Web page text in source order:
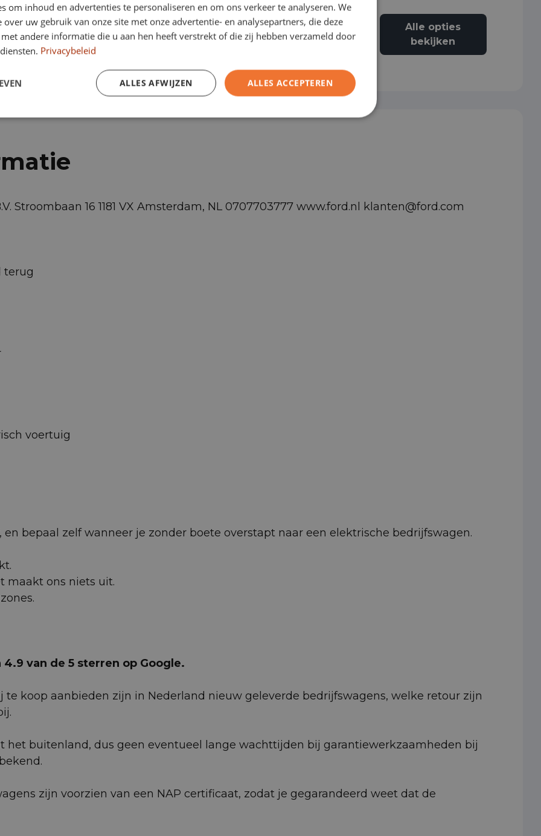
Airconditioning Alarmsysteem Alarmsysteem klasse I
Alle opties
bekijken
Stroombaan 16 1181 VX Amsterdam, NL 0707703777 www.ford.nl klanten@ford.com
terug
voertuig
bepaal zelf wanneer je zonder boete overstapt naar een elektrische bedrijfswagen.
maakt ons niets uit.
van de 5 sterren op Google.
koop aanbieden zijn in Nederland nieuw geleverde bedrijfswagens, welke retour zijn
het buitenland, dus geen eventueel lange wachttijden bij garantiewerkzaamheden bij
zijn voorzien van een NAP certificaat, zodat je gegarandeerd weet dat de
GERMAN
om inhoud en advertenties te personaliseren en om ons verkeer te analyseren. We
uw gebruik van onze site met onze advertentie- en analysepartners, die deze
andere informatie die u aan hen heeft verstrekt of die zij hebben verzameld door
Privacybeleid
ALLES ACCEPTEREN
ALLES AFWIJZEN